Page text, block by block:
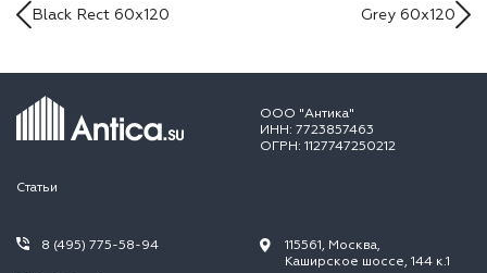
Black Rect 60х120 Grey 60х120
ООО "Антика"
ИНН: 7723857463
ОГРН: 1127747250212
Статьи
8 (495) 775-58-94
115561, Москва,
Каширское шоссе, 144 к.1